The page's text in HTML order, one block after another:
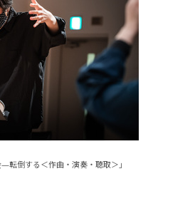
転倒する＜作曲・演奏・聴取＞」